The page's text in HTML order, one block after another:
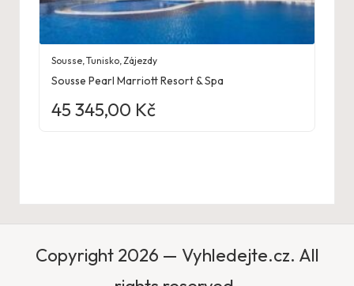
Sousse ,Tunisko Zájezdy
Sousse Pearl Marriott Resort & Spa
45 345,00 Kč
Copyright 2026 — Vyhledejte.cz. All